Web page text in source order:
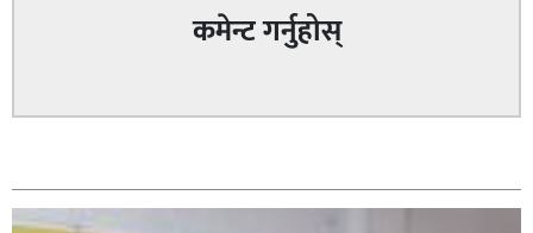
कमेन्ट गर्नुहोस्